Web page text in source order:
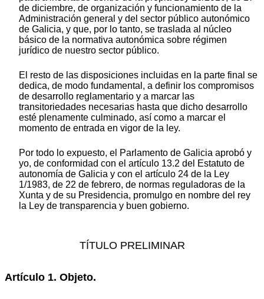
de diciembre, de organización y funcionamiento de la
Administración general y del sector público autonómico
de Galicia, y que, por lo tanto, se traslada al núcleo
básico de la normativa autonómica sobre régimen
jurídico de nuestro sector público.
El resto de las disposiciones incluidas en la parte final se
dedica, de modo fundamental, a definir los compromisos
de desarrollo reglamentario y a marcar las
transitoriedades necesarias hasta que dicho desarrollo
esté plenamente culminado, así como a marcar el
momento de entrada en vigor de la ley.
Por todo lo expuesto, el Parlamento de Galicia aprobó y
yo, de conformidad con el artículo 13.2 del Estatuto de
autonomía de Galicia y con el artículo 24 de la Ley
1/1983, de 22 de febrero, de normas reguladoras de la
Xunta y de su Presidencia, promulgo en nombre del rey
la Ley de transparencia y buen gobierno.
TÍTULO PRELIMINAR
Artículo 1. Objeto.